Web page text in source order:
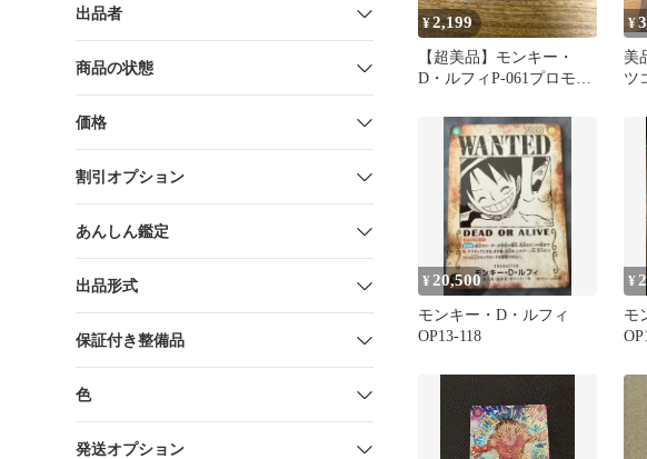
出品者
商品の状態
価格
割引オプション
あんしん鑑定
出品形式
保証付き整備品
色
発送オプション
¥2,199
【超美品】モンキー・
D・ルフィP-061プロモル
¥
美
ツ
¥ 20,500
モンキー・D・ルフィ
OP13-118
¥
モ